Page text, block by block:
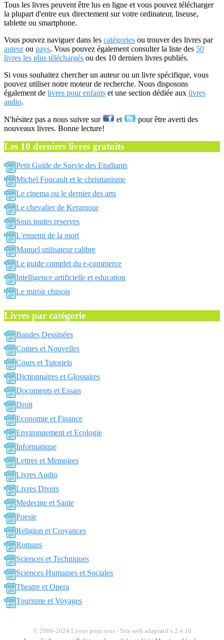
Tous les livres peuvent être lus en ligne et vous pouvez télécharger
la plupart d'entre eux directement sur votre ordinateur, liseuse,
tablette ou smartphone.
Vous pouvez naviguer dans les catégories ou trouver des livres par
auteurou pays. Vous pouvez également consulter la liste des 50
livres les plus téléchargés ou des 10 derniers livres publiés.
Si vous souhaitez chercher un auteur ou un livre spécifique, vous
pouvez utiliser notre moteur de recherche. Nous disposons
également de livres pour enfants et une section dédiée aux livres
audio.
N'hésitez pas a nous suivre sur et
pour être averti des
nouveaux livres. Bonne lecture!
Les 10 derniers livres gratuits
Petit Guide de Survie des Etudiants
Michel Foucault et le christianisme
Le cinema ou le dernier des arts
Le chevalier de Keramour
Sous toutes reserves
L'ennemi de la mort
Manuel utilisateur calibre
Le guide complet du e-commerce
Intelligence artificielle et education
Le miroir chinois
Livres par catégorie
Bandes Dessinées
Contes et Nouvelles
Cours et Tutoriels
Dictionnaires et Glossaires
Documents et Essais
Droit
Economie et Finance
Environnement et Ecologie
Informatique
Lettres et Memoires
Livres Audio
Livres Divers
Medecine et Sante
Poesie
Religion et Croyances
Romans
Sciences et Techniques
Sciences Humaines et Sociales
Theatre et Opera
Tourisme et Voyages
© 2006-2024 Livres pour tous - Site web adaptatif v.2.4.10